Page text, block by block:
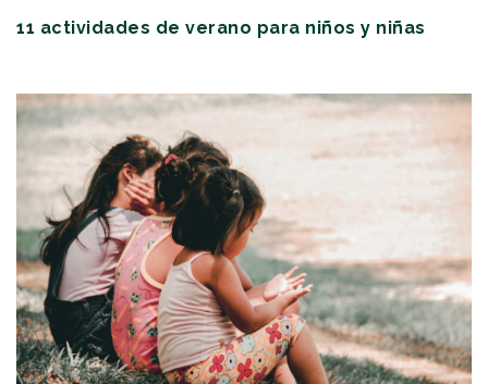
11 actividades de verano para niños y niñas